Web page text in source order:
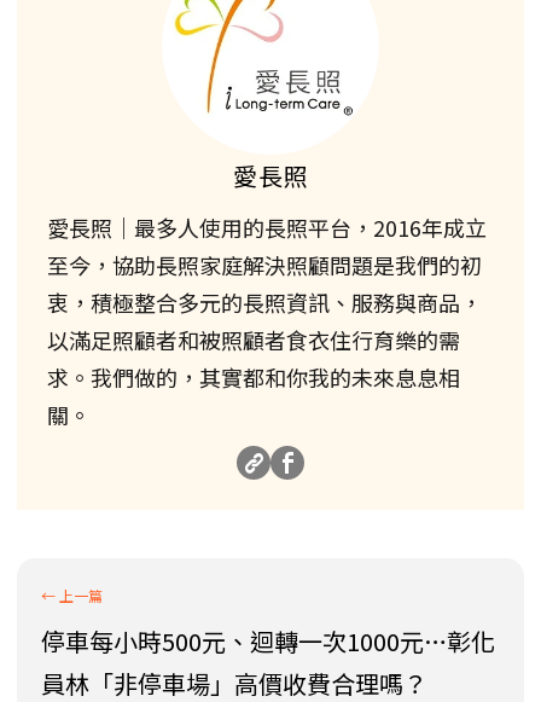
愛長照
愛長照｜最多人使用的長照平台，2016年成立
至今，協助長照家庭解決照顧問題是我們的初
衷，積極整合多元的長照資訊、服務與商品，
以滿足照顧者和被照顧者食衣住行育樂的需
求。我們做的，其實都和你我的未來息息相
關。
停車每小時500元、迴轉一次1000元…彰化
員林「非停車場」高價收費合理嗎？